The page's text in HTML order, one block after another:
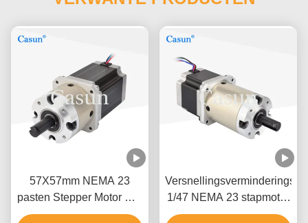
57X57mm NEMA 23
pasten Stepper Motor met
Planetarische
1/47 NEMA 23 stapmotor
57×57×54mm Met CE